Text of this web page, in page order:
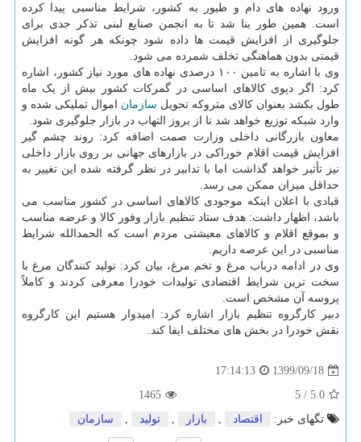
ورود نهاده های دام و طیور به کشور، شرایط مناسبی پیدا کرده
است. همین طور بنا شد تا به انجمن صنایع لبنی تذکر جدی برای
جلوگیری از افزایش قیمت ها داده شود چونکه هر گونه افزایش
قیمتی بدون هماهنگی تخلف شمرده می شود.
وی با اشاره به تامین ۱۰۰ درصدی نهاده های مورد نیاز کشور، اشاره
کرد: اگر دپوی کالاهای اساسی در گمرکات کشور بیش از یک ماه
طول بکشد بعنوان کالای متروکه تحویل سازمان اموال تملیکی شده و
وارد شبکه توزیع خواهد شد تا از بروز التهاب در بازار جلوگیری شود.
معاون بازرگانی داخلی وزارت صمت اضافه کرد: روند چشم گیر
افزایش قیمت اقلام خوراکی در بازارهای جهانی بر روی بازار داخلی
نیز تأثیر خواهد گذاشت اما با تدابیر در نظر گرفته شده این تغییر به
حداقل میزان ممکن می رسد.
قبادی با اعلان اینکه موجودی کالاهای اساسی در کشور مناسب می
باشد، اظهار داشت: هدف ستاد تنظیم بازار وفور کالا و عرضه مناسب
و بموقع اقلام و کالاهای معیشتی مردم است که الحمدالله شرایط
مناسبی در این عرصه داریم.
وی در ادامه درباب مرغ و تخم مرغ، بیان کرد: تولید کنندگان مرغ با
سخت ترین شرایط اقتصادی تولیدات خودرا معرفی کردند و کاملاً
پروسه آن مشخص است.
دبیر کارگروه تنظیم بازار اشاره کرد: امیدوار هستیم این کارگروه
نقش خودرا در بخش های مختلف ایفا کند.
1399/09/18
17:14:13
5.0
/
5
1465
تگهای خبر:
اقتصاد , بازار , تولید , سازمان